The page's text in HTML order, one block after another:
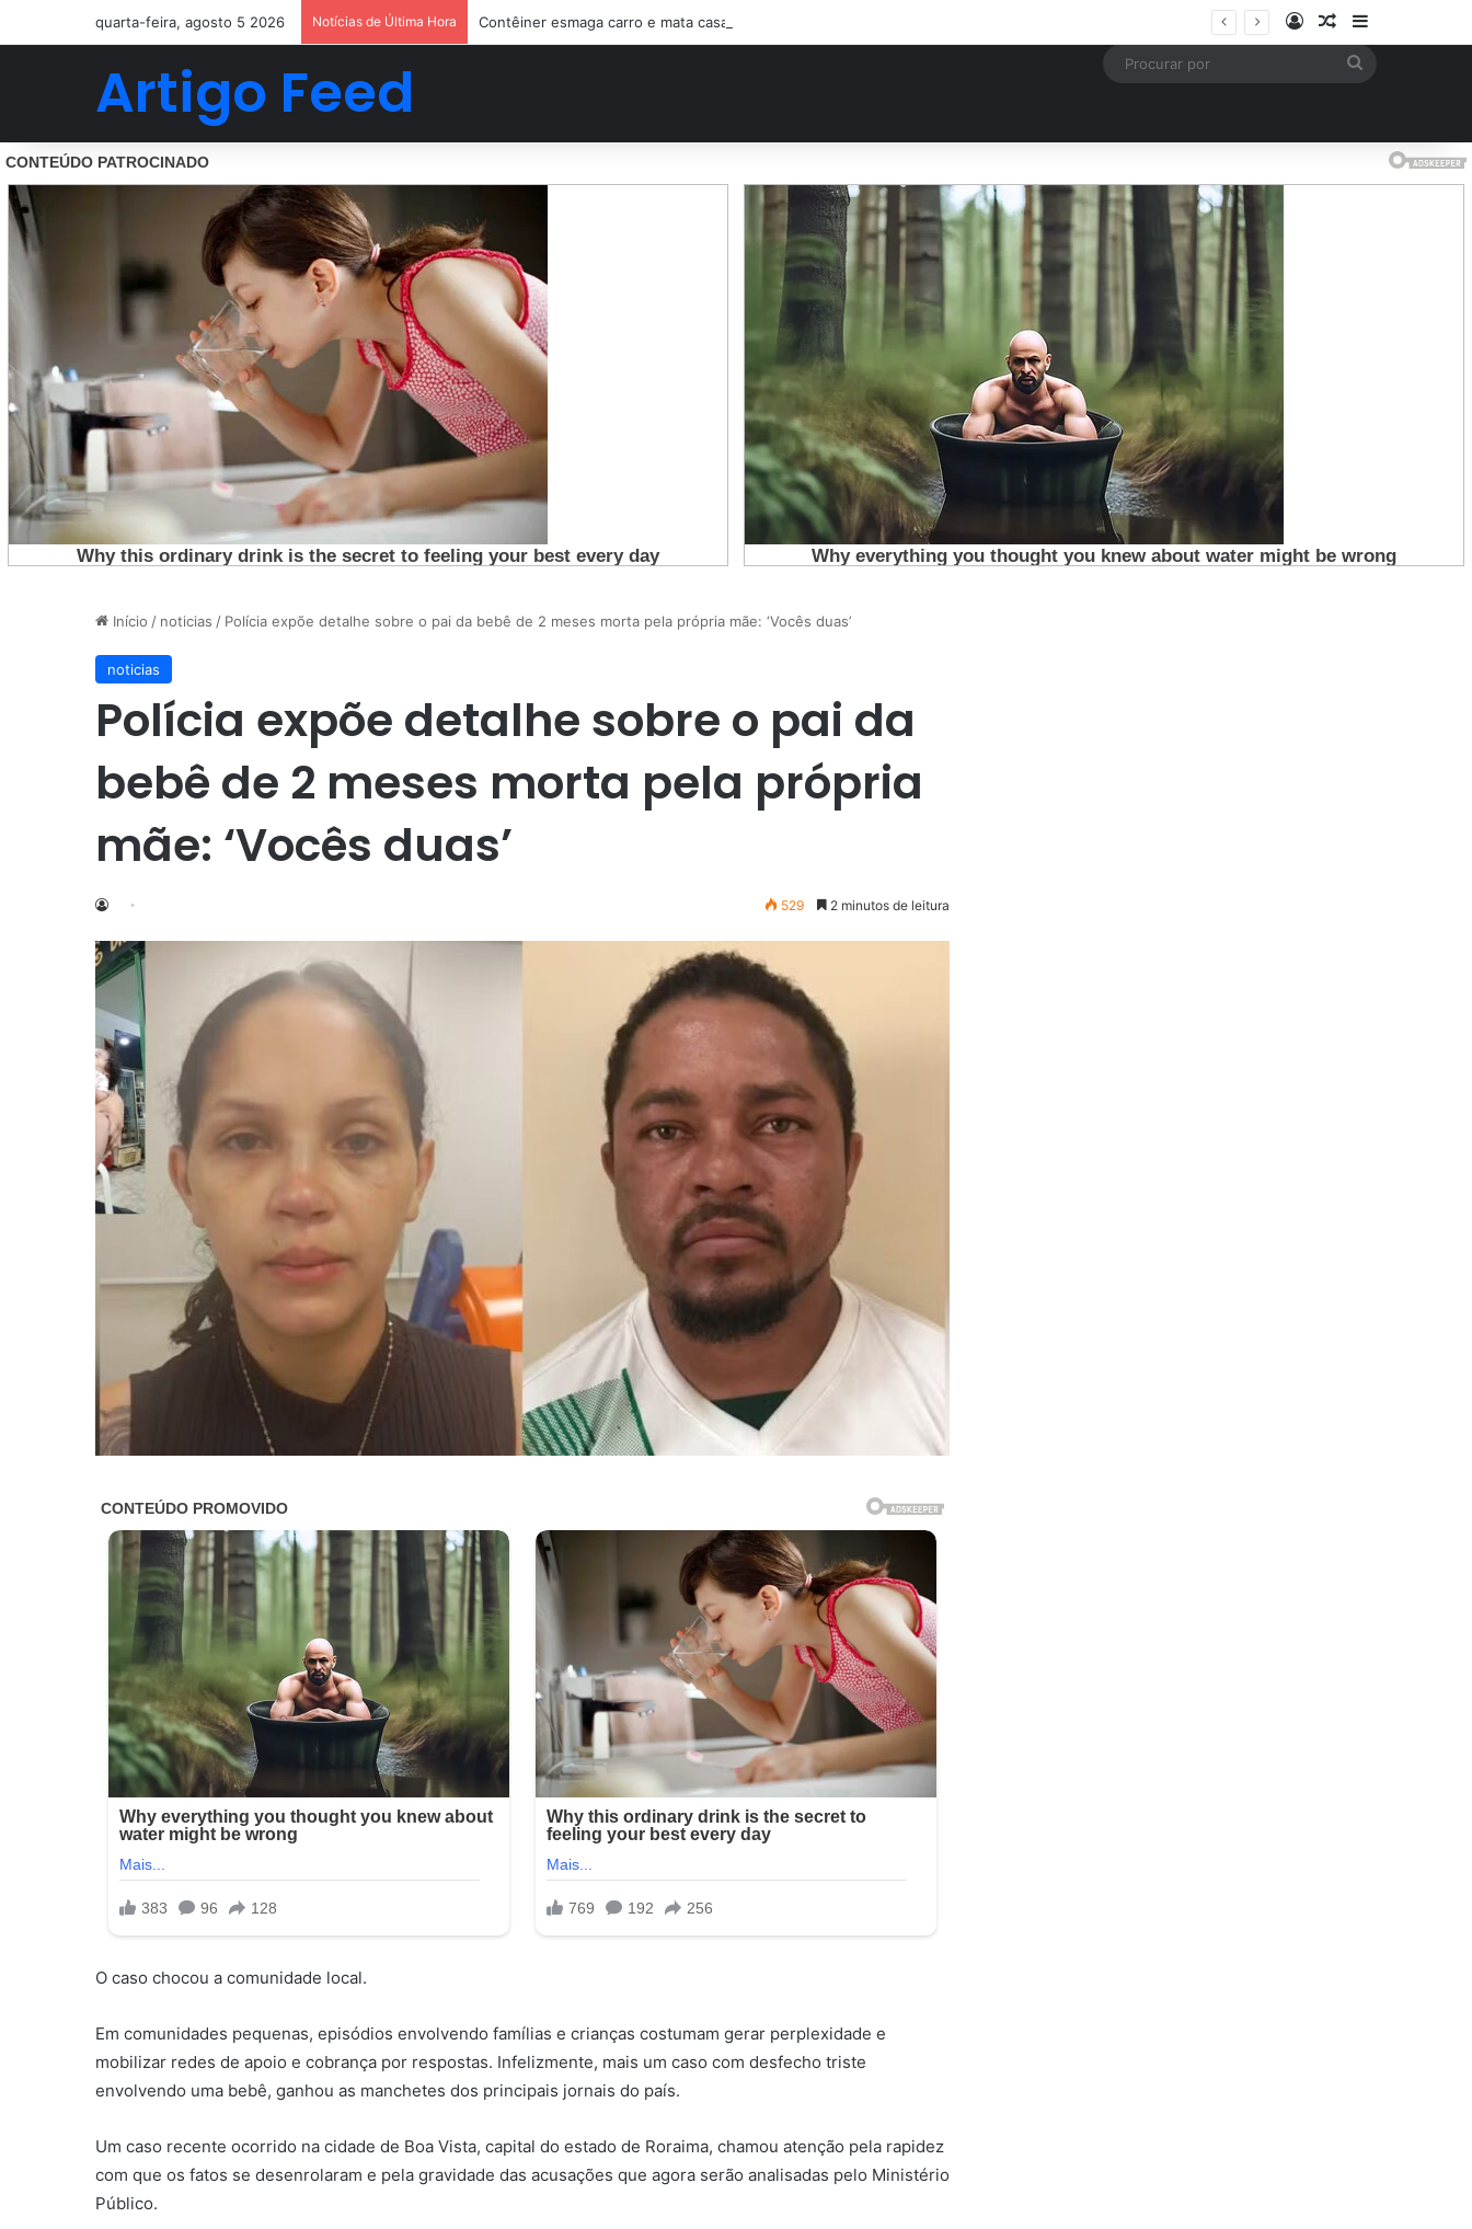
quarta-feira, agosto 5 2026 Notícias de Última Hora Contêiner esmaga carro e mata casal na BR-470; filho sobreviveu…Ver mais EntrarArtigo aleatório
Barra Lateral
Artigo Feed
Início / noticias / Polícia expõe detalhe sobre o pai da bebê de 2 meses morta pela própria mãe: ‘Vocês duas’
noticias
Polícia expõe detalhe sobre o pai da
bebê de 2 meses morta pela própria
mãe: ‘Vocês duas’
529 2 minutos de leitura
O caso chocou a comunidade local.
Em comunidades pequenas, episódios envolvendo famílias e crianças costumam gerar perplexidade e
mobilizar redes de apoio e cobrança por respostas. Infelizmente, mais um caso com desfecho triste
envolvendo uma bebê, ganhou as manchetes dos principais jornais do país.
Um caso recente ocorrido na cidade de Boa Vista, capital do estado de Roraima, chamou atenção pela rapidez
com que os fatos se desenrolaram e pela gravidade das acusações que agora serão analisadas pelo Ministério
Público.